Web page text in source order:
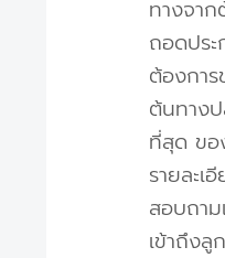
ทางจา
ถอดปร
ต้องกา
ต้นทาง
ที่สุด ขอ
รายละเ
สอบถาม
เข้าถึงลู